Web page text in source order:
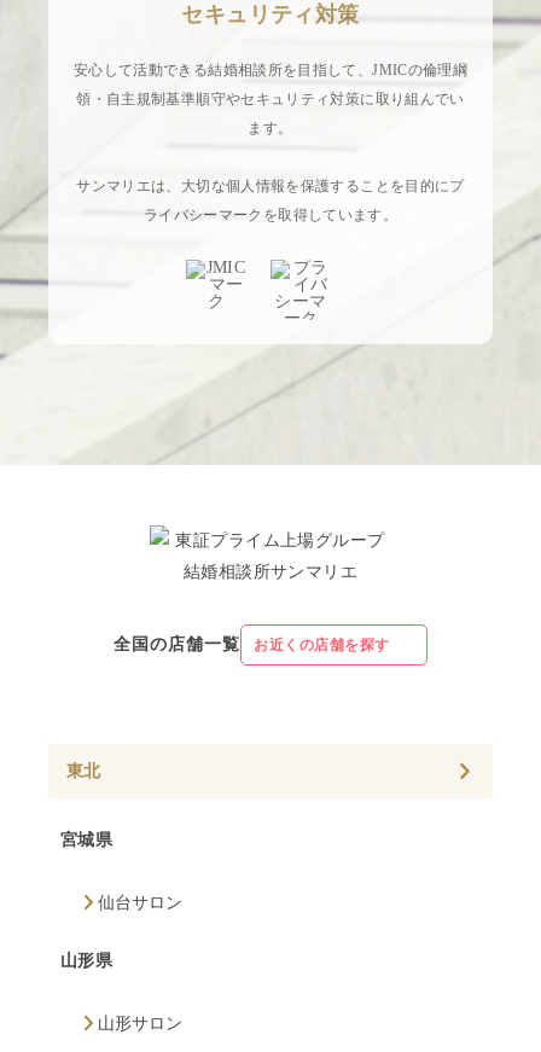
セキュリティ対策
安心して活動できる結婚相談所を目指して、JMICの倫理綱
領・自主規制基準順守やセキュリティ対策に取り組んでい
ます。
サンマリエは、大切な個人情報を保護することを目的にプ
ライバシーマークを取得しています。
全国の店舗一覧 お近くの店舗を探す
東北
宮城県
仙台サロン
山形県
山形サロン